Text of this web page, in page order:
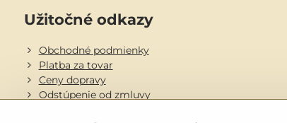
Užitočné odkazy
Obchodné podmienky
Platba za tovar
Ceny dopravy
Odstúpenie od zmluvy